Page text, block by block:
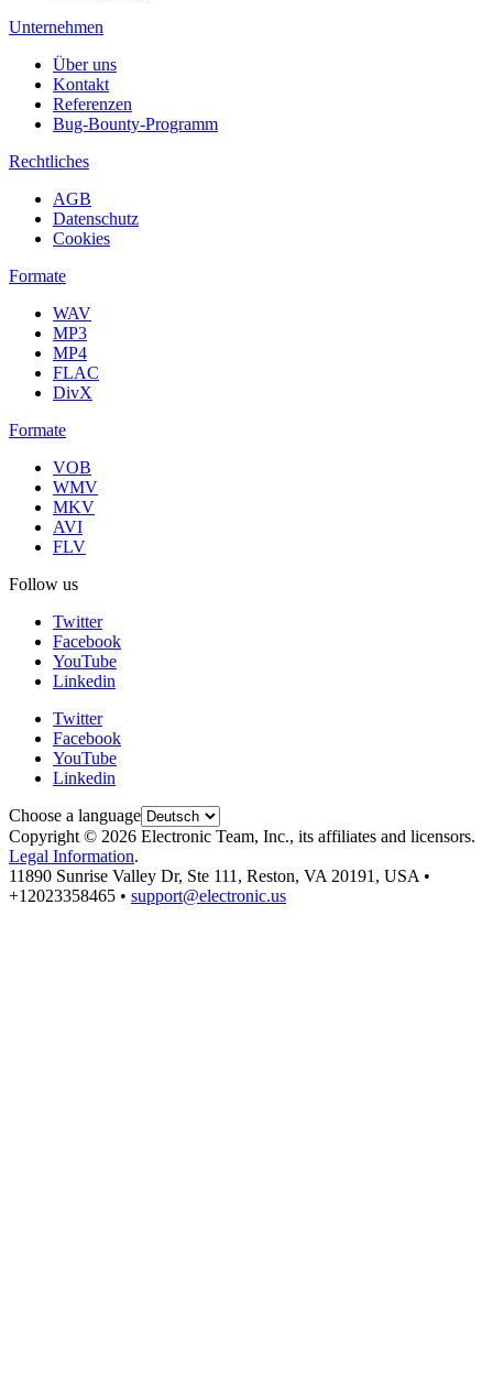
Unternehmen
Über uns
Kontakt
Referenzen
Bug-Bounty-Programm
Rechtliches
AGB
Datenschutz
Cookies
Formate
WAV
MP3
MP4
FLAC
DivX
Formate
VOB
WMV
MKV
AVI
FLV
Follow us
Twitter
Facebook
YouTube
Linkedin
Twitter
Facebook
YouTube
Linkedin
Choose a language
Copyright © 2026 Electronic Team, Inc., its affiliates and licensors.
Legal Information.
11890 Sunrise Valley Dr, Ste 111, Reston, VA 20191, USA •
+12023358465 • support@electronic.us